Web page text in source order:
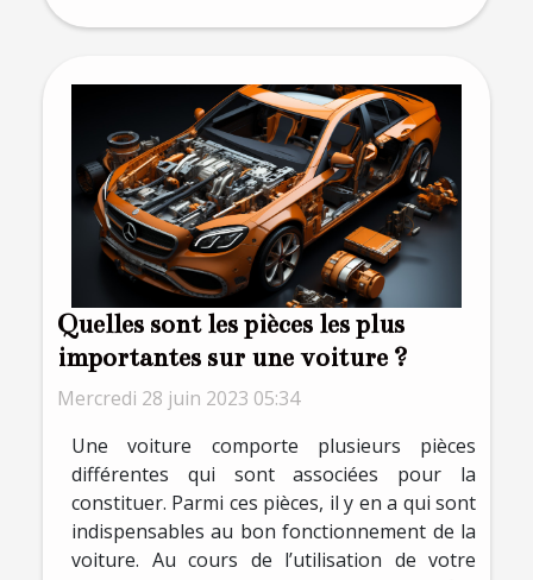
Quelles sont les pièces les plus
importantes sur une voiture ?
Mercredi 28 juin 2023 05:34
Une voiture comporte plusieurs pièces
différentes qui sont associées pour la
constituer. Parmi ces pièces, il y en a qui sont
indispensables au bon fonctionnement de la
voiture. Au cours de l’utilisation de votre